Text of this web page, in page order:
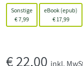
Sonstige
€7,99
eBook (epub)
€17,99
€22,00 inkl.